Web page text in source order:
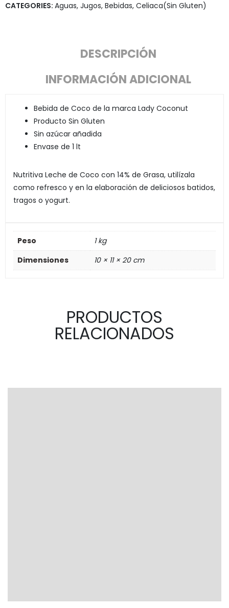
CATEGORIES: Aguas, Jugos, Bebidas, Celiaca(Sin Gluten)
DESCRIPCIÓN
INFORMACIÓN ADICIONAL
Bebida de Coco de la marca Lady Coconut
Producto Sin Gluten
Sin azúcar añadida
Envase de 1 lt
Nutritiva Leche de Coco con 14% de Grasa, utilízala
como refresco y en la elaboración de deliciosos batidos,
tragos o yogurt.
Peso
1 kg
Dimensiones
10 × 11 × 20 cm
PRODUCTOS
RELACIONADOS